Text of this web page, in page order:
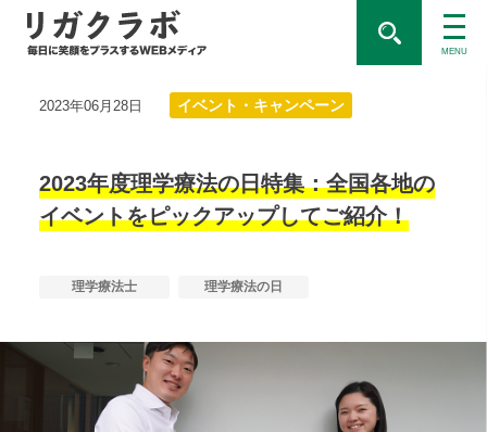
MENU
2023年06月28日 イベント・キャンペーン
2023年度理学療法の日特集：全国各地の
イベントをピックアップしてご紹介！
理学療法士 理学療法の日